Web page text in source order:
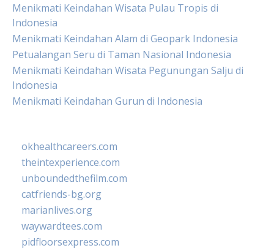
Menikmati Keindahan Wisata Pulau Tropis di
Indonesia
Menikmati Keindahan Alam di Geopark Indonesia
Petualangan Seru di Taman Nasional Indonesia
Menikmati Keindahan Wisata Pegunungan Salju di
Indonesia
Menikmati Keindahan Gurun di Indonesia
okhealthcareers.com
theintexperience.com
unboundedthefilm.com
catfriends-bg.org
marianlives.org
waywardtees.com
pidfloorsexpress.com